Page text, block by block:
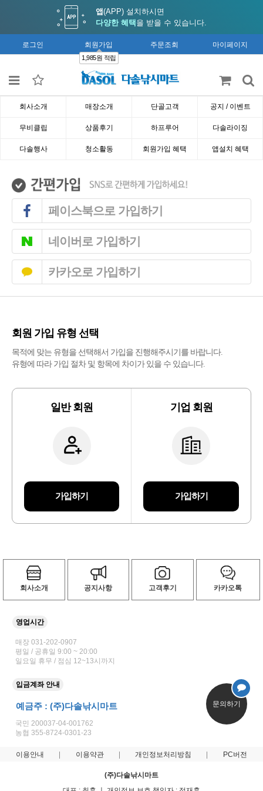
앱(APP) 설치하시면
다양한 혜택 을 받을 수 있습니다.
로그인 회원가입
1,985원 적립
주문조회 마이페이지
회사소개 매장소개 단골고객 공지 / 이벤트
무비클립 상품후기 하프루어 다솔라이징
다솔행사 청소활동 회원가입 혜택 앱설치 혜택
페이스북으로 가입하기
네이버로 가입하기
카카오로 가입하기
회원 가입 유형 선택
목적에 맞는 유형을 선택해서 가입을 진행해주시기를 바랍니다.
유형에 따라 가입 절차 및 항목에 차이가 있을 수 있습니다.
일반 회원
가입하기
기업 회원
가입하기
회사소개 공지사항 고객후기 카카오톡
영업시간
매장 031-202-0907
평일 / 공휴일 9:00 ~ 20:00
일요일 휴무 / 점심 12~13시까지
입금계좌 안내
예금주 : (주)다솔낚시마트
국민 200037-04-001762
농협 355-8724-0301-23
문의하기
이용안내 이용약관 개인정보처리방침 PC버전
(주)다솔낚시마트